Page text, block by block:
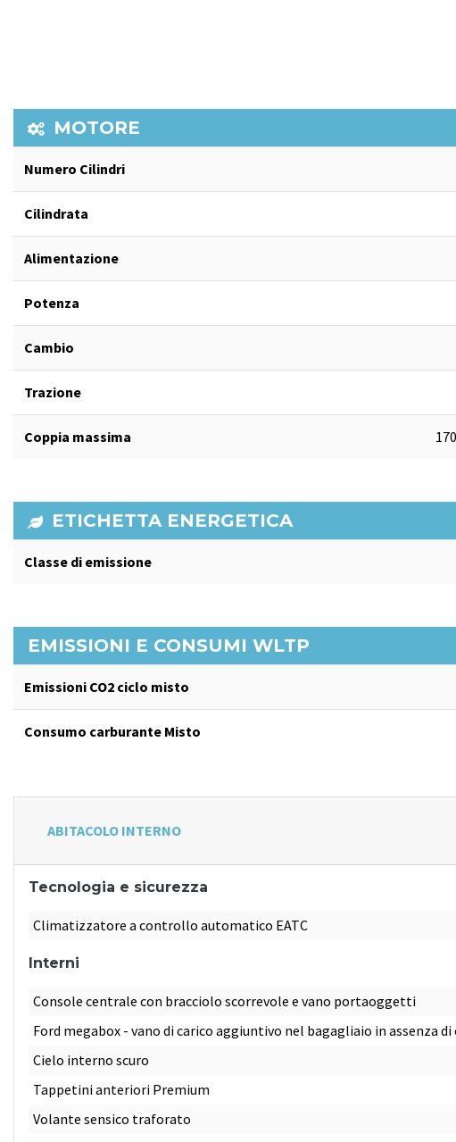
MOTORE
Numero Cilindri
Cilindrata
Alimentazione
Potenza
Cambio
Trazione
Coppia massima
ETICHETTA ENERGETICA
Classe di emissione
EMISSIONI E CONSUMI WLTP
Emissioni CO2 ciclo misto
Consumo carburante Misto
ABITACOLO INTERNO
Tecnologia e sicurezza
Climatizzatore a controllo automatico EATC
Interni
Console centrale con bracciolo scorrevole e vano portaoggetti
Ford megabox - vano di carico aggiuntivo nel bagagliaio in assenza
Cielo interno scuro
Tappetini anteriori Premium
Volante sensico traforato